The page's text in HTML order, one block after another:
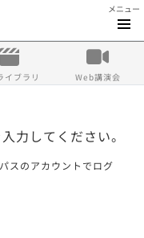
メニュー
イブラリ Web講演会
力してください。
スのアカウントでログ